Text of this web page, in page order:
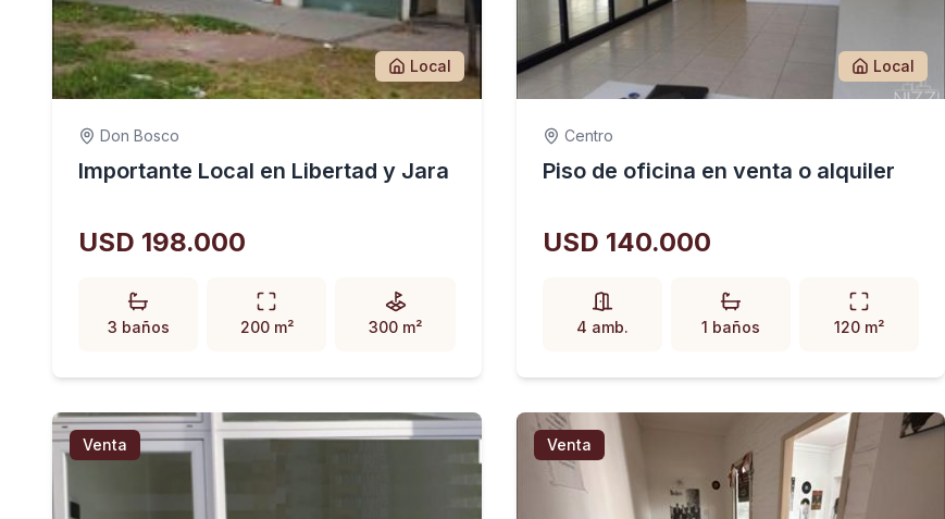
Local
Don Bosco
Importante Local en Libertad y Jara
USD 198.000
3 baños 200 m² 300 m²
Local
Centro
Piso de oficina en venta o alquiler
USD 140.000
4 amb. 1 baños 120 m²
Venta Venta